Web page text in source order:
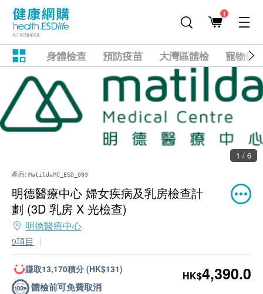
1
身體檢查 預防疫苗 大灣區體檢 寵物健
1 / 6
產品: MatildaMC_ESD_003
明德醫療中心 婦女疾病及乳房檢查計
劃 (3D 乳房 X 光檢查)
明德醫療中心
9項目
賺取13,170積分 (HK$131)
體檢前可免費取消
HK$4,390.0